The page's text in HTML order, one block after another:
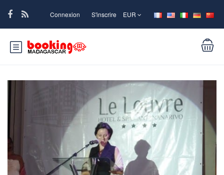
Connexion S'inscrire EUR